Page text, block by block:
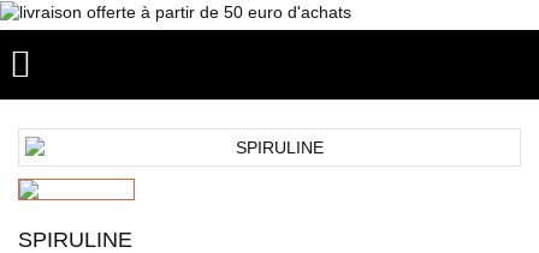

SPIRULINE